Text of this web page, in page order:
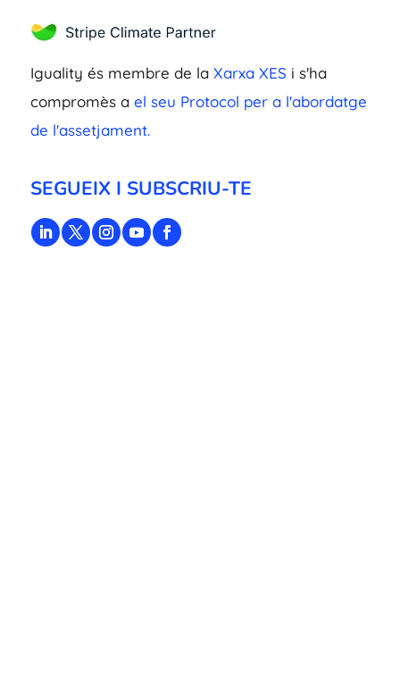
Iguality és membre de la Xarxa XES i s'ha
compromès a el seu Protocol per a l'abordatge
de l'assetjament.
SEGUEIX I SUBSCRIU-TE